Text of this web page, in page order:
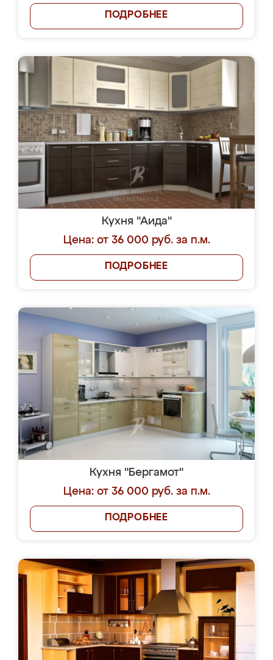
ПОДРОБНЕЕ
Кухня "Аида"
Цена: от 36 000 руб. за п.м.
ПОДРОБНЕЕ
Кухня "Бергамот"
Цена: от 36 000 руб. за п.м.
ПОДРОБНЕЕ